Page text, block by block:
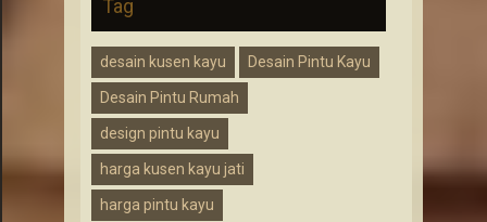
Tag
desain kusen kayu Desain Pintu Kayu
Desain Pintu Rumah
design pintu kayu
harga kusen kayu jati
harga pintu kayu